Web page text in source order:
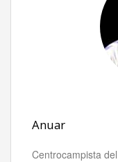
Anuar
Centrocampista del